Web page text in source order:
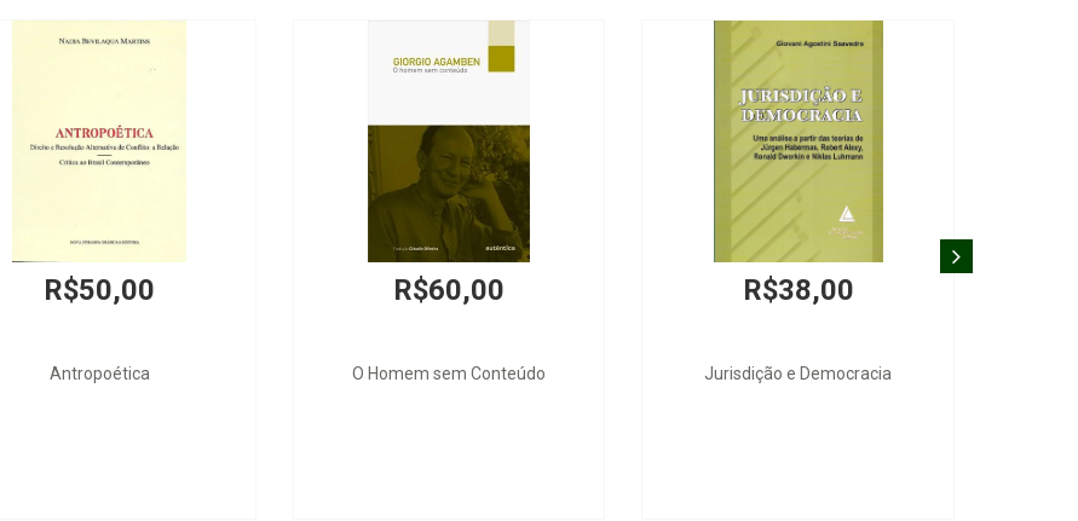
R$50,00
Antropoética
R$60,00
O Homem sem Conteúdo
R$38,00
Jurisdição e Democracia